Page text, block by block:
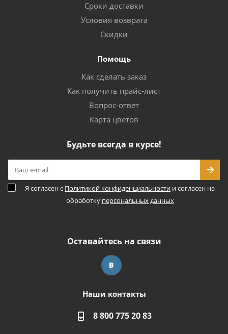
Сроки доставки
Условия возврата
Скидки
Помощь
Как сделать заказ
Как получить прайс-лист
Вопрос-ответ
Карта цветов
Будьте всегда в курсе!
Я согласен с Политикой конфиденциальности и согласен на
обработку персональных данных
Оставайтесь на связи
Наши контакты
8 800 775 20 83